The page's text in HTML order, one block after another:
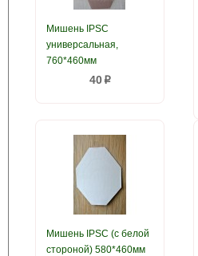
Мишень IPSC
универсальная,
760*460мм
40p
Мишень IPSC (с белой
стороной) 580*460мм